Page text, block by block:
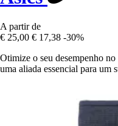
A partir de
€ 25,00 € 17,38 -30%
Otimize o seu desempenho
uma aliada essencial para um